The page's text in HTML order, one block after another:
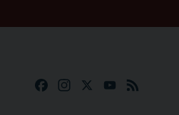
FacebookInstagramYouTube